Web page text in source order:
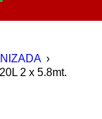
›
2 x 5.8mt.